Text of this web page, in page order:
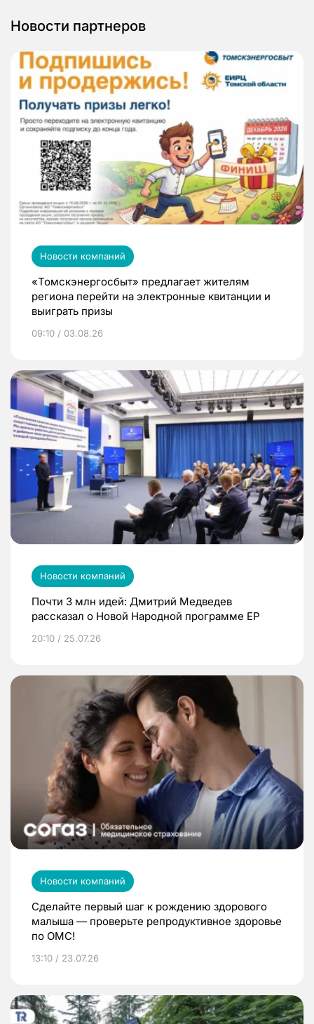
Новости партнеров
Новости компаний
«Томскэнергосбыт» предлагает жителям
региона перейти на электронные квитанции и
выиграть призы
09:10 / 03.08.26
Новости компаний
Почти 3 млн идей: Дмитрий Медведев
рассказал о Новой Народной программе ЕР
20:10 / 25.07.26
Новости компаний
Сделайте первый шаг к рождению здорового
малыша — проверьте репродуктивное здоровье
по ОМС!
13:10 / 23.07.26